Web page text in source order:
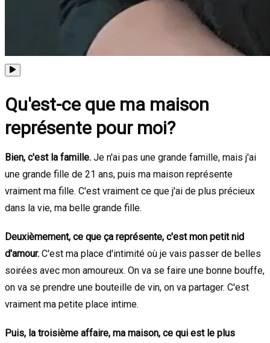
Qu'est-ce que ma maison
représente pour moi?
Bien, c'est la famille. Je n'ai pas une grande famille, mais j'ai
une grande fille de 21 ans, puis ma maison représente
vraiment ma fille. C'est vraiment ce que j'ai de plus précieux
dans la vie, ma belle grande fille.
Deuxièmement, ce que ça représente, c'est mon petit nid
d'amour. C'est ma place d'intimité où je vais passer de belles
soirées avec mon amoureux. On va se faire une bonne bouffe,
on va se prendre une bouteille de vin, on va partager. C'est
vraiment ma petite place intime.
Puis, la troisième affaire, ma maison, ce qui est le plus